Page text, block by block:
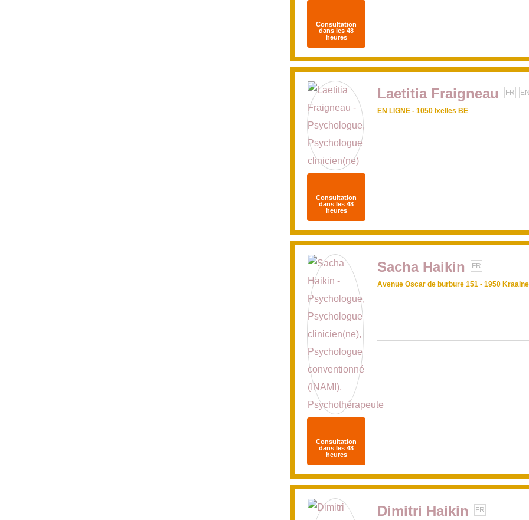
Consultation
dans les 48
heures
Consultation
dans les 48
heures
Laetitia Fraigneau FR EN
EN LIGNE - 1050 Ixelles BE
Consultation
dans les 48
heures
Sacha Haikin FR
Avenue Oscar de burbure 151 - 1950
Dimitri Haikin FR